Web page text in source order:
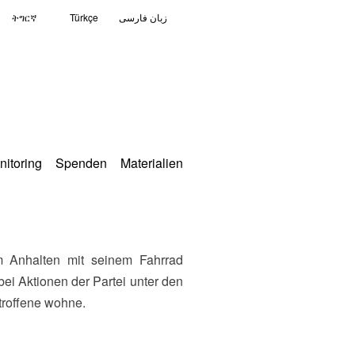
ትግርኛ Türkçe زبان فارسی
Spenden Materialien
Aktionen der Partei unter den
wohne.